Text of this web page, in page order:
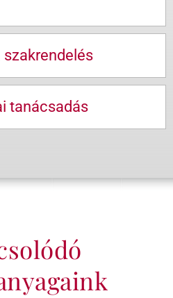
tanácsadás